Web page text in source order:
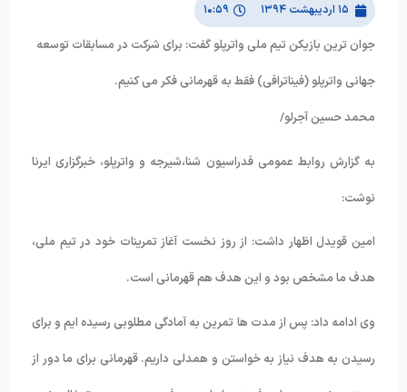
۱۵ اردیبهشت ۱۳۹۴ ۱۰:۵۹
جوان ترین بازیکن تیم ملی واترپلو گفت: برای شرکت در مسابقات توسعه
جهانی واترپلو (فیناترافی) فقط به قهرمانی فکر می کنیم.
محمد حسین آجرلو/
به گزارش روابط عمومی فدراسیون شنا،شیرجه و واترپلو، خبرگزاری ایرنا
نوشت:
امین قویدل اظهار داشت: از روز نخست آغاز تمرینات خود در تیم ملی،
هدف ما مشخص بود و این هدف هم قهرمانی است.
وی ادامه داد: پس از مدت ها تمرین به آمادگی مطلوبی رسیده ایم و برای
رسیدن به هدف نیاز به خواستن و همدلی داریم. قهرمانی برای ما دور از